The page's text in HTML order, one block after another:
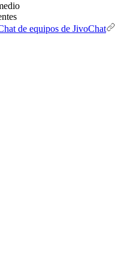
de equipos de JivoChat